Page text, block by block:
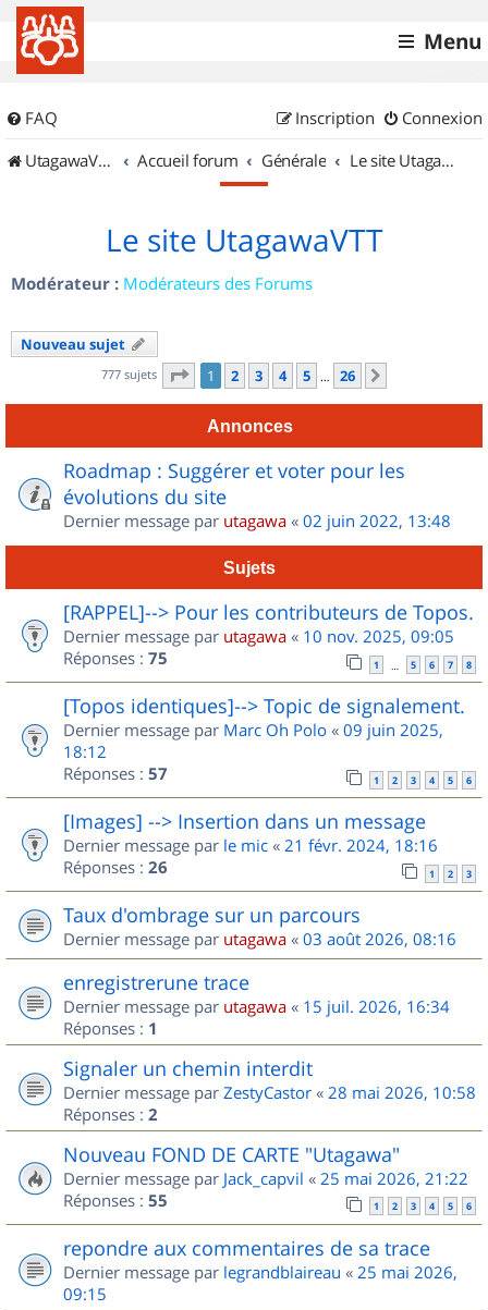
Menu
FAQ Connexion
Inscription
UtagawaVTT (Randos VTT et VTTAE avec traces GPS)
Accueil forum Générale Le site UtagawaVTT
Le site UtagawaVTT
Modérateur : Modérateurs des Forums
Nouveau sujet
777 sujets Page 1sur
1 2 3 4 5 … 26
Annonces
Roadmap : Suggérer et voter pour les
évolutions du site
Dernier message par utagawa « 02 juin 2022, 13:48
Sujets
[RAPPEL]--> Pour les contributeurs de Topos.
Dernier message par utagawa « 10 nov. 2025, 09:05
Réponses : 75 1 … 5 6 7 8
[Topos identiques]--> Topic de signalement.
Dernier message par Marc Oh Polo « 09 juin 2025,
18:12
Réponses : 57 1 2 3 4 5 6
[Images] --> Insertion dans un message
Dernier message par le mic « 21 févr. 2024, 18:16
Réponses : 26 1 2 3
Taux d'ombrage sur un parcours
Dernier message par utagawa « 03 août 2026, 08:16
enregistrerune trace
Dernier message par utagawa « 15 juil. 2026, 16:34
Réponses : 1
Signaler un chemin interdit
Dernier message par ZestyCastor « 28 mai 2026, 10:58
Réponses : 2
Nouveau FOND DE CARTE "Utagawa"
Dernier message par Jack_capvil « 25 mai 2026, 21:22
Réponses : 55 1 2 3 4 5 6
repondre aux commentaires de sa trace
Dernier message par legrandblaireau « 25 mai 2026,
09:15